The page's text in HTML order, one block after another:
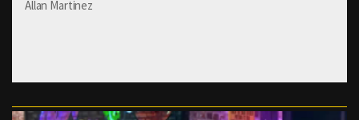
Allan Martinez